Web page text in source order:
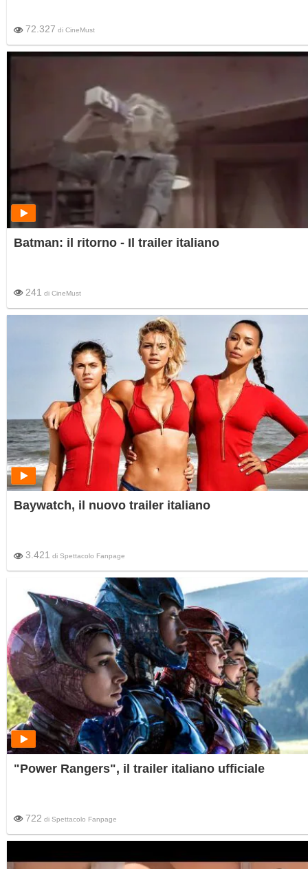
72.327 di CineMust
Batman: il ritorno - Il trailer italiano
241 di CineMust
Baywatch, il nuovo trailer italiano
3.421 di Spettacolo Fanpage
"Power Rangers", il trailer italiano ufficiale
722 di Spettacolo Fanpage